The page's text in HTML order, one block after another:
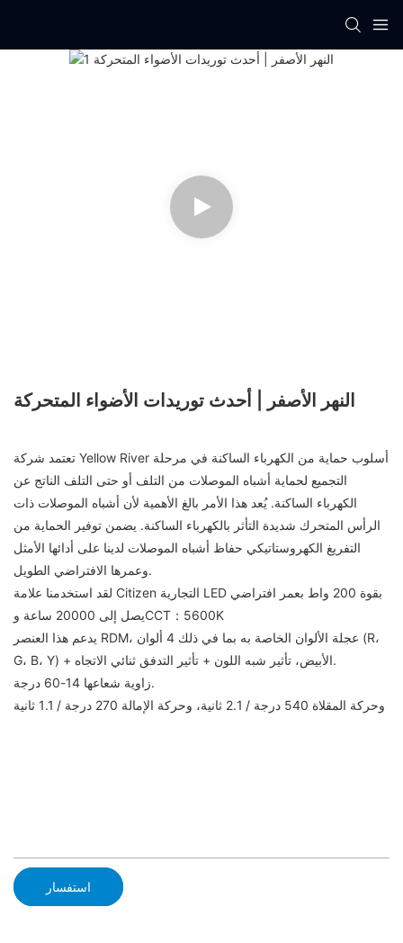
النهر الأصفر | أحدث توريدات الأضواء المتحركة
تعتمد شركة Yellow River أسلوب حماية من الكهرباء الساكنة في مرحلة
التجميع لحماية أشباه الموصلات من التلف أو حتى التلف الناتج عن
الكهرباء الساكنة. يُعد هذا الأمر بالغ الأهمية لأن أشباه الموصلات ذات
الرأس المتحرك شديدة التأثر بالكهرباء الساكنة. يضمن توفير الحماية من
التفريغ الكهروستاتيكي حفاظ أشباه الموصلات لدينا على أدائها الأمثل
وعمرها الافتراضي الطويل.
لقد استخدمنا علامة Citizen التجارية LED بقوة 200 واط بعمر افتراضي
يصل إلى 20000 ساعة وCCT：5600K
يدعم هذا العنصر RDM، عجلة الألوان الخاصة به بما في ذلك 4 ألوان (R،
G، B، Y) + الأبيض، تأثير شبه اللون + تأثير التدفق ثنائي الاتجاه.
زاوية شعاعها 14-60 درجة.
وحركة المقلاة 540 درجة / 2.1 ثانية، وحركة الإمالة 270 درجة / 1.1 ثانية
استفسار